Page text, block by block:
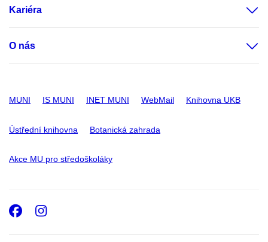
Kariéra
O nás
MUNI IS MUNI INET MUNI WebMail Knihovna UKB
Ústřední knihovna Botanická zahrada
Akce MU pro středoškoláky
Facebook
Instagram